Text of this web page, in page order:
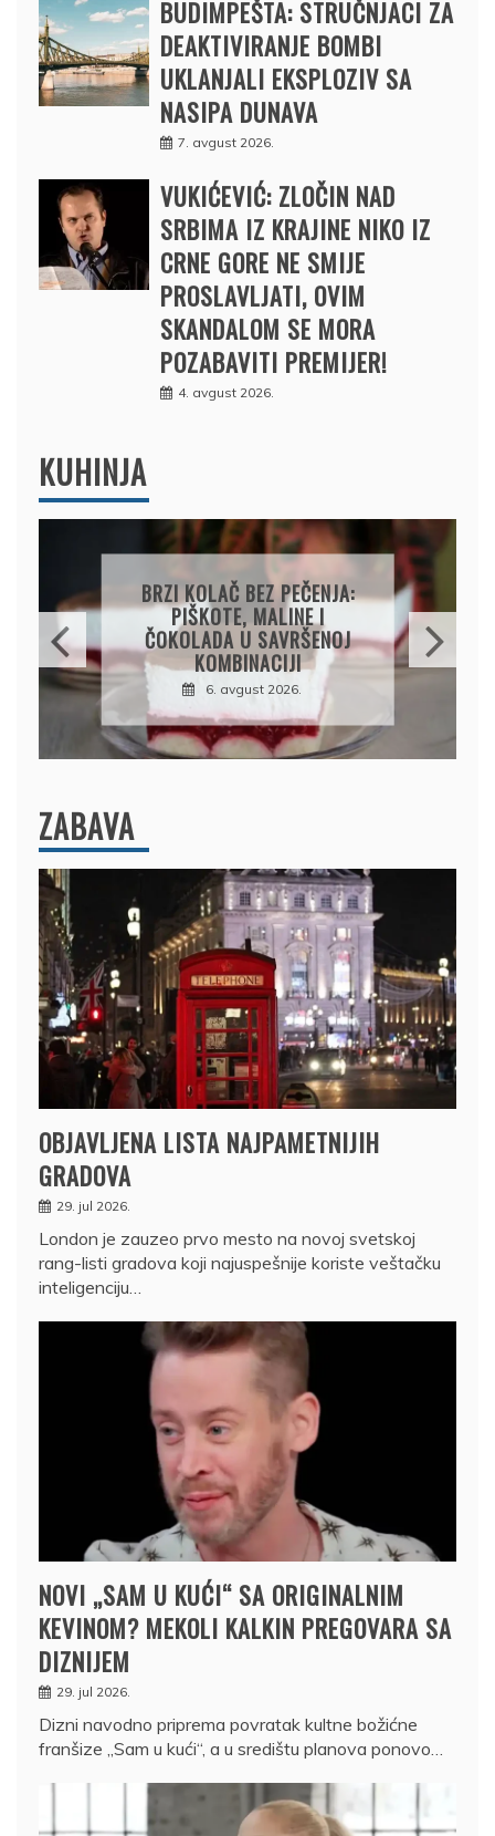
BUDIMPEŠTA: STRUČNJACI ZA
DEAKTIVIRANJE BOMBI
UKLANJALI EKSPLOZIV SA
NASIPA DUNAVA
7. avgust 2026.
VUKIĆEVIĆ: ZLOČIN NAD
SRBIMA IZ KRAJINE NIKO IZ
CRNE GORE NE SMIJE
PROSLAVLJATI, OVIM
SKANDALOM SE MORA
POZABAVITI PREMIJER!
4. avgust 2026.
KUHINJA
PAPRIKE SA MESOM I
PIRINČEM NA KAŠIKU:
SOČAN I JEDNOSTAVAN
RUČAK IZ JEDNE ŠERPE
7. avgust 2026.
ZABAVA
OBJAVLJENA LISTA NAJPAMETNIJIH
GRADOVA
29. jul 2026.
London je zauzeo prvo mesto na novoj svetskoj
rang-listi gradova koji najuspešnije koriste veštačku
inteligenciju…
NOVI „SAM U KUĆI“ SA ORIGINALNIM
KEVINOM? MEKOLI KALKIN PREGOVARA SA
DIZNIJEM
29. jul 2026.
Dizni navodno priprema povratak kultne božićne
franšize „Sam u kući“, a u središtu planova ponovo…